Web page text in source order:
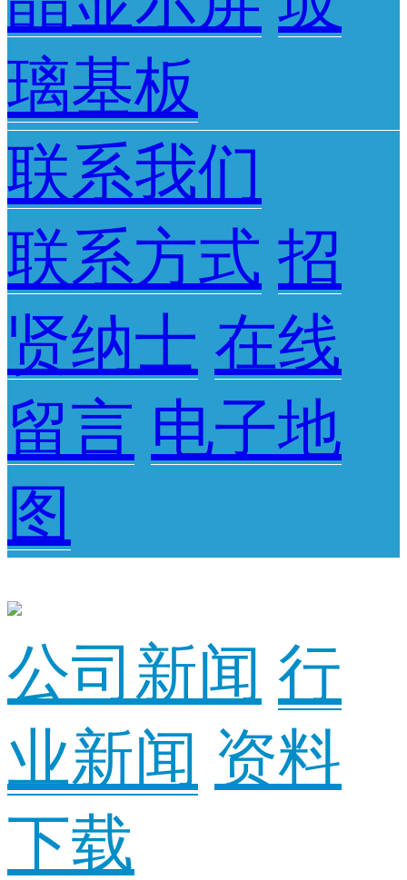
璃基板
联系我们
联系方式 招
贤纳士 在线
留言 电子地
图
公司新闻 行
业新闻 资料
下载